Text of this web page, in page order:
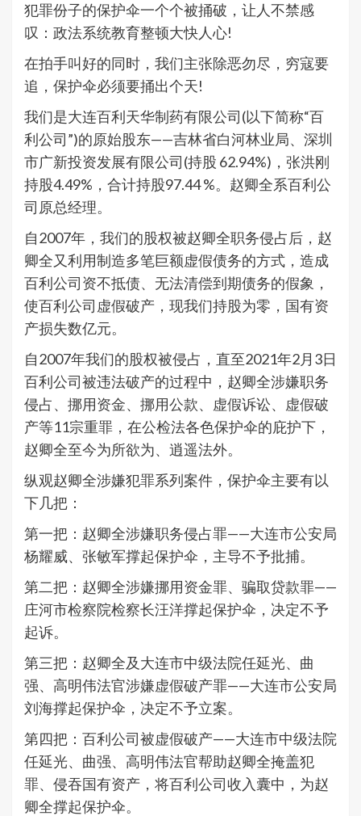
犯罪份子的保护伞一个个被捅破，让人不禁感
叹：政法系统教育整顿大快人心!
在拍手叫好的同时，我们主张除恶勿尽，穷寇要
追，保护伞必须要捅出个天!
我们是大连百利天华制药有限公司(以下简称“百
利公司”)的原始股东——吉林省白河林业局、深圳
市广新投资发展有限公司(持股 62.94%)，张洪刚
持股4.49%，合计持股97.44 %。赵卿全系百利公
司原总经理。
自2007年，我们的股权被赵卿全职务侵占后，赵
卿全又利用制造多笔巨额虚假债务的方式，造成
百利公司资不抵债、无法清偿到期债务的假象，
使百利公司虚假破产，现我们持股为零，国有资
产损失数亿元。
自2007年我们的股权被侵占，直至2021年2月3日
百利公司被违法破产的过程中，赵卿全涉嫌职务
侵占、挪用资金、挪用公款、虚假诉讼、虚假破
产等11宗重罪，在公检法各色保护伞的庇护下，
赵卿全至今为所欲为、逍遥法外。
纵观赵卿全涉嫌犯罪系列案件，保护伞主要有以
下几把：
第一把：赵卿全涉嫌职务侵占罪——大连市公安局
杨耀威、张敏军撑起保护伞，主导不予批捕。
第二把：赵卿全涉嫌挪用资金罪、骗取贷款罪——
庄河市检察院检察长汪洋撑起保护伞，决定不予
起诉。
第三把：赵卿全及大连市中级法院任延光、曲
强、高明伟法官涉嫌虚假破产罪——大连市公安局
刘海撑起保护伞，决定不予立案。
第四把：百利公司被虚假破产——大连市中级法院
任延光、曲强、高明伟法官帮助赵卿全掩盖犯
罪、侵吞国有资产，将百利公司收入囊中，为赵
卿全撑起保护伞。